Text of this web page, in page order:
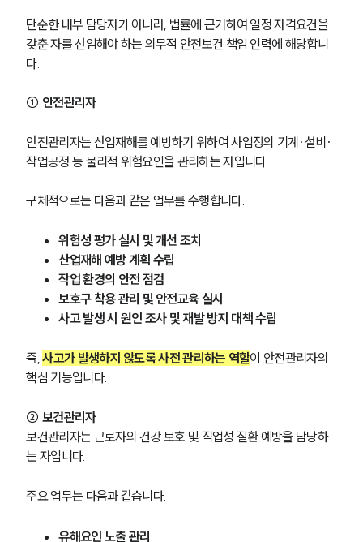
단순한 내부 담당자가 아니라, 법률에 근거하여 일정 자격요건을
갖춘 자를 선임해야 하는 의무적 안전보건 책임 인력에 해당합니
다.
① 안전관리자
안전관리자는 산업재해를 예방하기 위하여 사업장의 기계·설비·
작업공정 등 물리적 위험요인을 관리하는 자입니다.
구체적으로는 다음과 같은 업무를 수행합니다.
위험성 평가 실시 및 개선 조치
산업재해 예방 계획 수립
작업 환경의 안전 점검
보호구 착용 관리 및 안전교육 실시
사고 발생 시 원인 조사 및 재발 방지 대책 수립
즉, 사고가 발생하지 않도록 사전 관리하는 역할이 안전관리자의
핵심 기능입니다.
② 보건관리자
보건관리자는 근로자의 건강 보호 및 직업성 질환 예방을 담당하
는 자입니다.
주요 업무는 다음과 같습니다.
유해요인 노출 관리